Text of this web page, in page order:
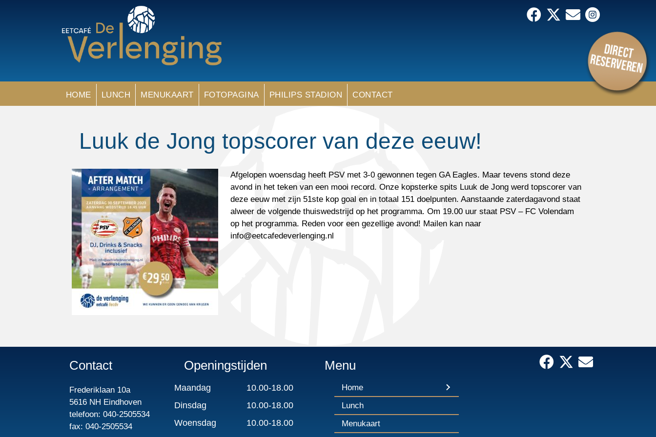
HOME LUNCH MENUKAART FOTOPAGINA PHILIPS STADION CONTACT
Luuk de Jong topscorer van deze eeuw!
Afgelopen woensdag heeft PSV met 3-0 gewonnen tegen GA Eagles. Maar tevens stond deze
avond in het teken van een mooi record. Onze kopsterke spits Luuk de Jong werd topscorer van
deze eeuw met zijn 51ste kop goal en in totaal 151 doelpunten. Aanstaande zaterdagavond staat
alweer de volgende thuiswedstrijd op het programma. Om 19.00 uur staat PSV – FC Volendam
op het programma. Reden voor een gezellige avond! Mailen kan naar
info@eetcafedeverlenging.nl
Contact
Frederiklaan 10a
5616 NH Eindhoven
telefoon: 040-2505534
fax: 040-2505534
Openingstijden
Maandag
10.00-18.00
Dinsdag
10.00-18.00
Woensdag
10.00-18.00
Menu
Home
Lunch
Menukaart